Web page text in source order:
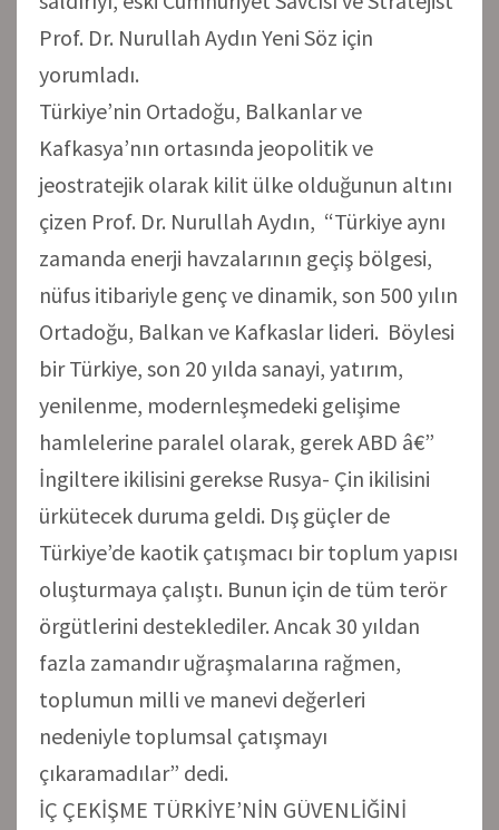
Prof. Dr. Nurullah Aydın Yeni Söz için
yorumladı.
Türkiye’nin Ortadoğu, Balkanlar ve
Kafkasya’nın ortasında jeopolitik ve
jeostratejik olarak kilit ülke olduğunun altını
çizen Prof. Dr. Nurullah Aydın, “Türkiye aynı
zamanda enerji havzalarının geçiş bölgesi,
nüfus itibariyle genç ve dinamik, son 500 yılın
Ortadoğu, Balkan ve Kafkaslar lideri. Böylesi
bir Türkiye, son 20 yılda sanayi, yatırım,
yenilenme, modernleşmedeki gelişime
hamlelerine paralel olarak, gerek ABD â€”
İngiltere ikilisini gerekse Rusya- Çin ikilisini
ürkütecek duruma geldi. Dış güçler de
Türkiye’de kaotik çatışmacı bir toplum yapısı
oluşturmaya çalıştı. Bunun için de tüm terör
örgütlerini desteklediler. Ancak 30 yıldan
fazla zamandır uğraşmalarına rağmen,
toplumun milli ve manevi değerleri
nedeniyle toplumsal çatışmayı
çıkaramadılar” dedi.
İÇ ÇEKİŞME TÜRKİYE’NİN GÜVENLİĞİNİ